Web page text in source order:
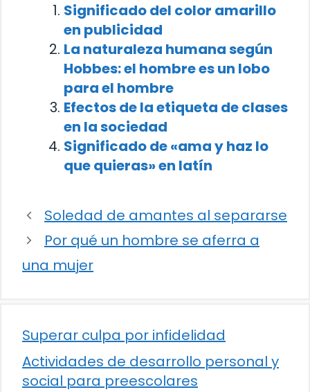
Significado del color amarillo
en publicidad
La naturaleza humana según
Hobbes: el hombre es un lobo
para el hombre
Efectos de la etiqueta de clases
en la sociedad
Significado de «ama y haz lo
que quieras» en latín
Soledad de amantes al separarse
Por qué un hombre se aferra a
una mujer
Superar culpa por infidelidad
Actividades de desarrollo personal y
social para preescolares